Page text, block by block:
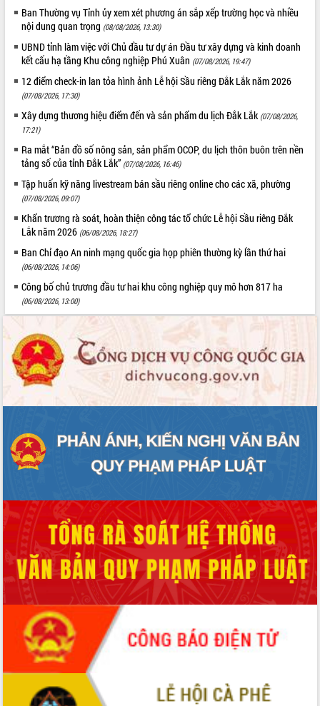
Ban Thường vụ Tỉnh ủy xem xét phương án sắp xếp trường học và nhiều
nội dung quan trọng (08/08/2026, 13:30)
UBND tỉnh làm việc với Chủ đầu tư dự án Đầu tư xây dựng và kinh doanh
kết cấu hạ tầng Khu công nghiệp Phú Xuân (07/08/2026, 19:47)
12 điểm check-in lan tỏa hình ảnh Lễ hội Sầu riêng Đắk Lắk năm 2026
(07/08/2026, 17:30)
Xây dựng thương hiệu điểm đến và sản phẩm du lịch Đắk Lắk (07/08/2026,
17:21)
Ra mắt “Bản đồ số nông sản, sản phẩm OCOP, du lịch thôn buôn trên nền
tảng số của tỉnh Đắk Lắk” (07/08/2026, 16:46)
Tập huấn kỹ năng livestream bán sầu riêng online cho các xã, phường
(07/08/2026, 09:07)
Khẩn trương rà soát, hoàn thiện công tác tổ chức Lễ hội Sầu riêng Đắk
Lắk năm 2026 (06/08/2026, 18:27)
Ban Chỉ đạo An ninh mạng quốc gia họp phiên thường kỳ lần thứ hai
(06/08/2026, 14:06)
Công bố chủ trương đầu tư hai khu công nghiệp quy mô hơn 817 ha
(06/08/2026, 13:00)